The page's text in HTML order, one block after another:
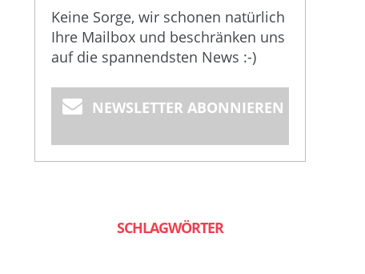
Keine Sorge, wir schonen natürlich
Ihre Mailbox und beschränken uns
auf die spannendsten News :-)
NEWSLETTER ABONNIEREN
SCHLAGWÖRTER